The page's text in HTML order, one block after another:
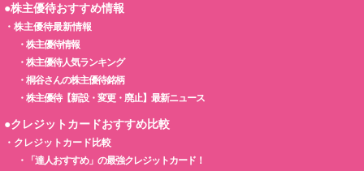
●株主優待おすすめ情報
・ 株主優待最新情報
・ 株主優待情報
・ 株主優待人気ランキング
・ 桐谷さんの株主優待銘柄
・ 株主優待【新設・変更・廃止】最新ニュース
●クレジットカードおすすめ比較
・ クレジットカード比較
・
「達人おすすめ」の最強クレジットカード！